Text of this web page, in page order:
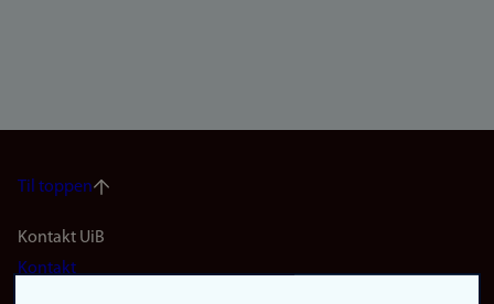
Til toppen
Footer
Kontakt UiB
Kontakt